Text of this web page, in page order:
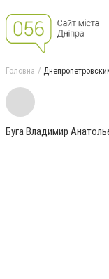
Головна
Буга Владимир